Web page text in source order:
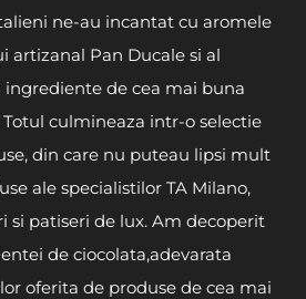
ne-au incantat cu aromele
artizanal Pan Ducale si al
de cea mai buna
culmineaza intr-o selectie
din care nu puteau lipsi mult
ale specialistilor TA Milano,
si patiseri de lux. Am decoperit
de ciocolata,adevarata
oferita de produse de cea mai